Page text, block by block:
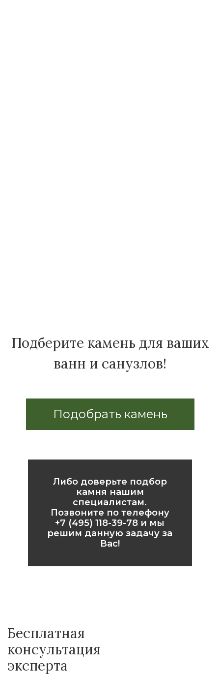
Подберите камень для ваших
ванн и санузлов!
Подобрать камень
Либо доверьте подбор
камня нашим
специалистам.
Позвоните по телефону
+7 (495) 118-39-78 и мы
решим данную задачу за
Вас!
Бесплатная
консультация
эксперта